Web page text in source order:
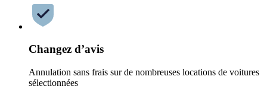
Changez d’avis
Annulation sans frais sur de nombreuses locations de voitures
sélectionnées